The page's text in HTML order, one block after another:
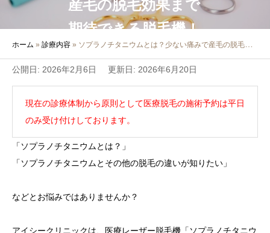
産毛の脱毛効果まで
期待できる脱毛機！
ホーム » 診療内容 » ソプラノチタニウムとは？少ない痛みで産毛の脱毛効果まで期待できる脱毛機！
公開日: 2026年2月6日 更新日: 2026年6月20日
現在の診療体制から原則として医療脱毛の施術予約は平日
のみ受け付けしております。
「ソプラノチタニウムとは？」
「ソプラノチタニウムとその他の脱毛の違いが知りたい」
などとお悩みではありませんか？
アイシークリニックは、医療レーザー脱毛機「ソプラノチタニウ
当院について
アクセス
WEB予約
採用情報
その他
言語